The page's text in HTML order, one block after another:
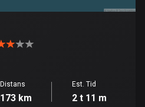
Distans
173 km
Est. Tid
2 t 11 m